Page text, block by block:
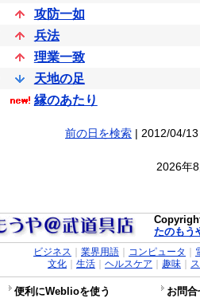
攻防一如
兵法
理業一致
天地の足
縁のあたり
前の日を検索| 2012/04/
2026年
たのもう
ビジネス 業界用語｜ コンピュータ
文化｜ 生活｜ ヘルスケア 趣味｜
便利にWeblioを使う
お問